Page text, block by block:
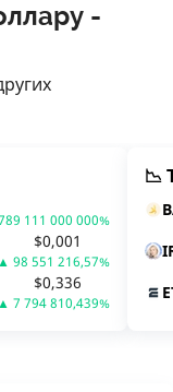
-
111 000 000%
$0,001
▲ 98 551 216,57%
$0,336
▲ 7 794 810,439%
📉